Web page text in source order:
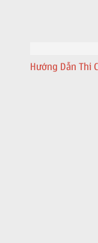
Hướng Dẫn Thi